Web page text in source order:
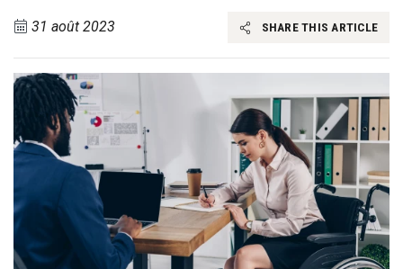
31 août 2023 SHARE THIS ARTICLE